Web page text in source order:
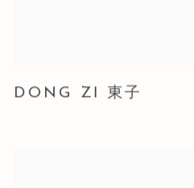
DONG ZI 東子